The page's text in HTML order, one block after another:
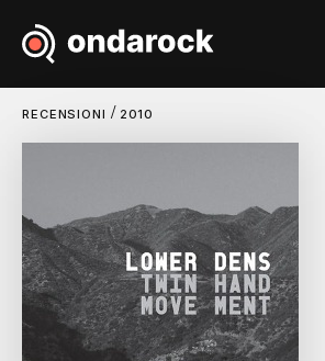
RECENSIONI / 2010